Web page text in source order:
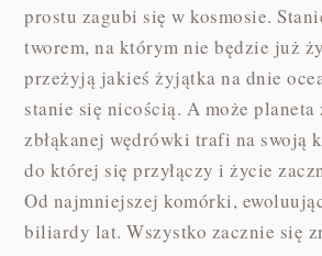
prostu zagubi się w kosmosie.
tworem, na którym nie będzie już
przeżyją jakieś żyjątka na dnie
stanie się nicością. A może
zbłąkanej wędrówki trafi na swoją
do której się przyłączy i życie
Od najmniejszej komórki,
biliardy lat. Wszystko zacznie się